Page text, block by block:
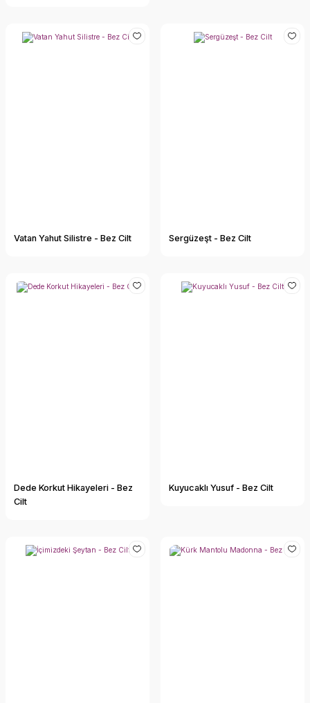
Vatan Yahut Silistre - Bez Cilt Sergüzeşt - Bez Cilt
Dede Korkut Hikayeleri - Bez
Cilt
Kuyucaklı Yusuf - Bez Cilt